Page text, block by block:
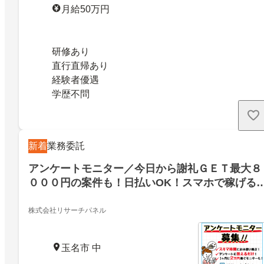
月給50万円
研修あり
直行直帰あり
経験者優遇
学歴不問
新着業務委託
アンケートモニター／今日から謝礼ＧＥＴ最大８
０００円の案件も！日払いOK！スマホで稼げる
株式会社リサーチパネル
玉名市 中